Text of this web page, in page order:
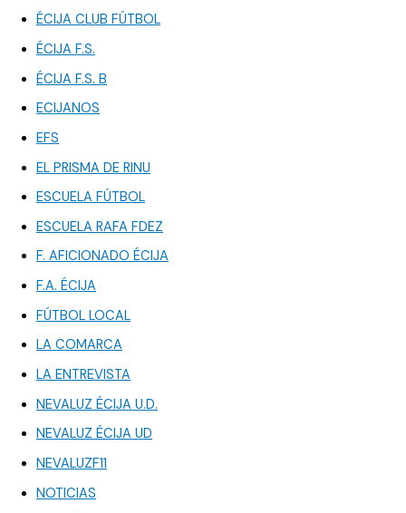
ÉCIJA CLUB FÚTBOL
ÉCIJA F.S.
ÉCIJA F.S. B
ECIJANOS
EFS
EL PRISMA DE RINU
ESCUELA FÚTBOL
ESCUELA RAFA FDEZ
F. AFICIONADO ÉCIJA
F.A. ÉCIJA
FÚTBOL LOCAL
LA COMARCA
LA ENTREVISTA
NEVALUZ ÉCIJA U.D.
NEVALUZ ÉCIJA UD
NEVALUZF11
NOTICIAS